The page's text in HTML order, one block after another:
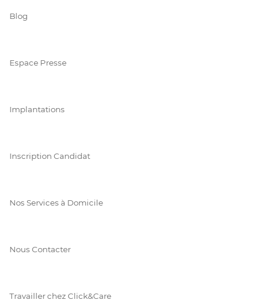
Blog
Espace Presse
Implantations
Inscription Candidat
Nos Services à Domicile
Nous Contacter
Travailler chez Click&Care